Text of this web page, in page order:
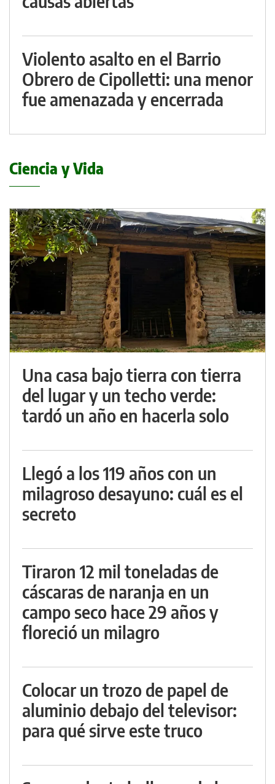
Violento asalto en el Barrio
Obrero de Cipolletti: una menor
fue amenazada y encerrada
Ciencia y Vida
Una casa bajo tierra con tierra
del lugar y un techo verde:
tardó un año en hacerla solo
Llegó a los 119 años con un
milagroso desayuno: cuál es el
secreto
Tiraron 12 mil toneladas de
cáscaras de naranja en un
campo seco hace 29 años y
floreció un milagro
Colocar un trozo de papel de
aluminio debajo del televisor:
para qué sirve este truco